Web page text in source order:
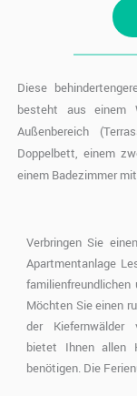
Diese
besteht aus einem
Außenbereich
Doppelbett, einem
einem Badezimmer
Verbringen Sie
Apartmentanlage
Möchten Sie einen
der Kiefernwälder
bietet Ihnen allen
benötigen. Die